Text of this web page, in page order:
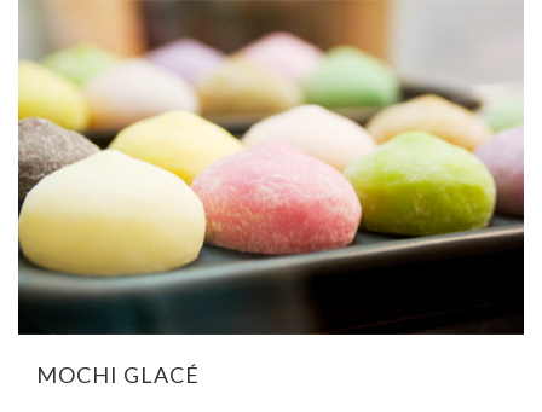
MOCHI GLACÉ